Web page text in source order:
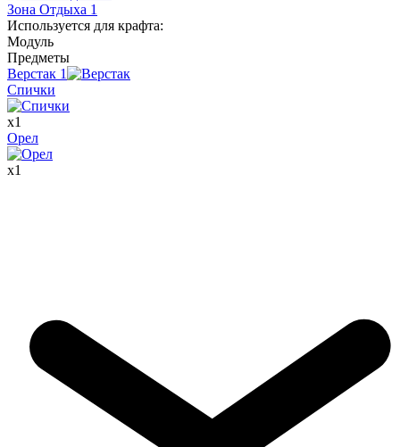
Зона Отдыха 1
Используется для крафта:
Модуль
Предметы
Верстак 1
Спички
x1
Орел
x1